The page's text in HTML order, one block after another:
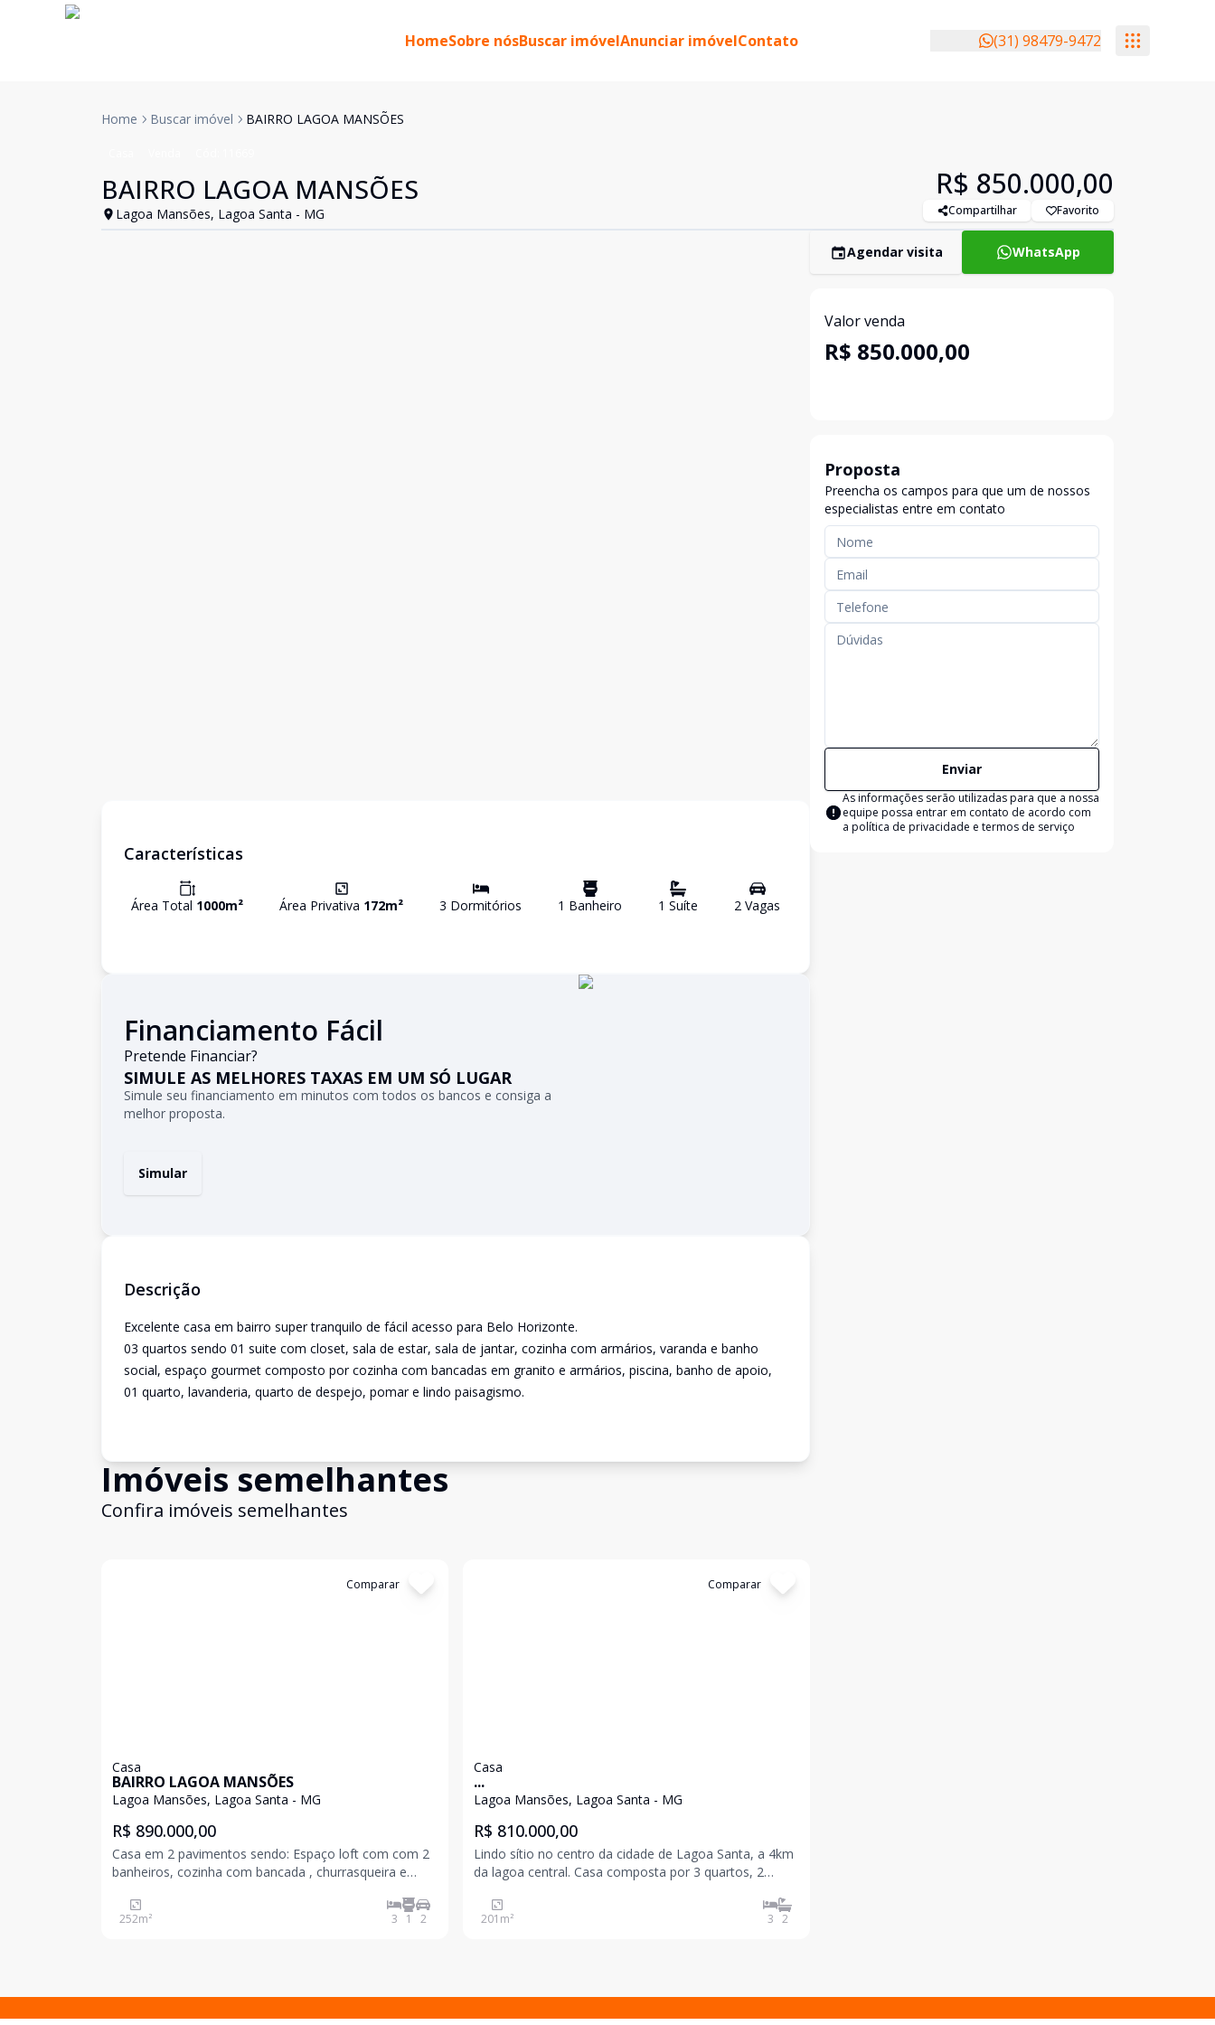
HomeSobre nósBuscar imóvelAnunciar imóvelContato (31) 98479-9472
Home Buscar imóvel BAIRRO LAGOA MANSÕES
BAIRRO LAGOA MANSÕES
Lagoa Mansões, Lagoa Santa - MG
R$ 850.000,00
Compartilhar Favorito
Características
Área Total 1000m² Área Privativa 172m² 3 Dormitórios 1 Banheiro 1 Suíte 2 Vagas
Financiamento Fácil
Pretende Financiar?
SIMULE AS MELHORES TAXAS EM UM SÓ LUGAR
Simule seu financiamento em minutos com todos os bancos e consiga a
melhor proposta.
Simular
Descrição
Excelente casa em bairro super tranquilo de fácil acesso para Belo Horizonte.
03 quartos sendo 01 suite com closet, sala de estar, sala de jantar, cozinha com armários, varanda e banho
social, espaço gourmet composto por cozinha com bancadas em granito e armários, piscina, banho de apoio,
01 quarto, lavanderia, quarto de despejo, pomar e lindo paisagismo.
Imóveis semelhantes
Confira imóveis semelhantes
Comparar
Casa
BAIRRO LAGOA MANSÕES
Lagoa Mansões, Lagoa Santa - MG
R$ 890.000,00
Casa em 2 pavimentos sendo: Espaço loft com com 2
banheiros, cozinha com bancada , churrasqueira e
252m² 3 1 2
Comparar
Casa
...
Lagoa Mansões, Lagoa Santa - MG
R$ 810.000,00
Lindo sítio no centro da cidade de Lagoa Santa, a 4km
da lagoa central. Casa composta por 3 quartos, 2
201 m² 3 2
Agendar visita WhatsApp
Valor venda
R$ 850.000,00
Proposta
Preencha os campos para que um de nossos
especialistas entre em contato
Enviar
As informações serão utilizadas para que a nossa
equipe possa entrar em contato de acordo com
a política de privacidade e termos de serviço